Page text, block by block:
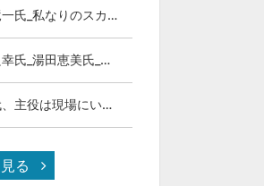
岡部竜一氏_私なりのスカイカラ―人材
川添良幸氏_湯田恵美氏_トモダチトーク_第11回伊達な大学院セミナー
AI時代、主役は現場にいる ～スカイカラーという新しい社会のかたち～
る